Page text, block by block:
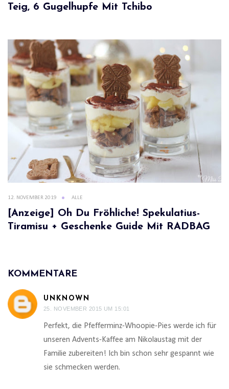
Teig, 6 Gugelhupfe Mit Tchibo
12. NOVEMBER 2019 ALLE
[Anzeige] Oh Du Fröhliche! Spekulatius-
Tiramisu + Geschenke Guide Mit RADBAG
KOMMENTARE
UNKNOWN
25. NOVEMBER 2015 UM 15:01
Perfekt, die Pfefferminz-Whoopie-Pies werde ich für
unseren Advents-Kaffee am Nikolaustag mit der
Familie zubereiten! Ich bin schon sehr gespannt wie
sie schmecken werden.